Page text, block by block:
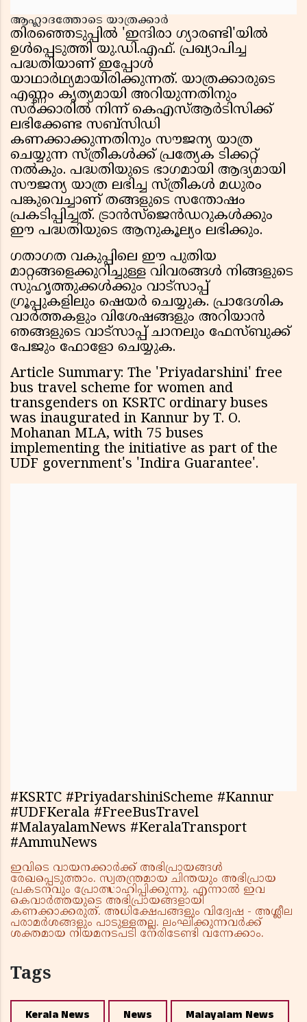
ആഹ്ലാദത്തോടെ യാത്രക്കാർ
തിരഞ്ഞെടുപ്പിൽ 'ഇന്ദിരാ ഗ്യാരണ്ടി'യിൽ
ഉൾപ്പെടുത്തി യു.ഡി.എഫ്. പ്രഖ്യാപിച്ച
പദ്ധതിയാണ് ഇപ്പോൾ
യാഥാർഥ്യമായിരിക്കുന്നത്. യാത്രക്കാരുടെ
എണ്ണം കൃത്യമായി അറിയുന്നതിനും
സർക്കാരിൽ നിന്ന് കെഎസ്ആർടിസിക്ക്
ലഭിക്കേണ്ട സബ്സിഡി
കണക്കാക്കുന്നതിനും സൗജന്യ യാത്ര
ചെയ്യുന്ന സ്ത്രീകൾക്ക് പ്രത്യേക ടിക്കറ്റ്
നൽകും. പദ്ധതിയുടെ ഭാഗമായി ആദ്യമായി
സൗജന്യ യാത്ര ലഭിച്ച സ്ത്രീകൾ മധുരം
പങ്കുവെച്ചാണ് തങ്ങളുടെ സന്തോഷം
പ്രകടിപ്പിച്ചത്. ട്രാൻസ്ജെൻഡറുകൾക്കും
ഈ പദ്ധതിയുടെ ആനുകൂല്യം ലഭിക്കും.
ഗതാഗത വകുപ്പിലെ ഈ പുതിയ
മാറ്റങ്ങളെക്കുറിച്ചുള്ള വിവരങ്ങൾ നിങ്ങളുടെ
സുഹൃത്തുക്കൾക്കും വാട്സാപ്പ്
ഗ്രൂപ്പുകളിലും ഷെയർ ചെയ്യുക. പ്രാദേശിക
വാർത്തകളും വിശേഷങ്ങളും അറിയാൻ
ഞങ്ങളുടെ വാട്സാപ്പ് ചാനലും ഫേസ്ബുക്ക്
പേജും ഫോളോ ചെയ്യുക.
Article Summary: The 'Priyadarshini' free
bus travel scheme for women and
transgenders on KSRTC ordinary buses
was inaugurated in Kannur by T. O.
Mohanan MLA, with 75 buses
implementing the initiative as part of the
UDF government's 'Indira Guarantee'.
#KSRTC #PriyadarshiniScheme #Kannur
#UDFKerala #FreeBusTravel
#MalayalamNews #KeralaTransport
#AmmuNews
ഇവിടെ വായനക്കാർക്ക് അഭിപ്രായങ്ങൾ
രേഖപ്പെടുത്താം. സ്വതന്ത്രമായ ചിന്തയും അഭിപ്രായ
പ്രകടനവും പ്രോത്സാഹിപ്പിക്കുന്നു. എന്നാൽ ഇവ
കെവാർത്തയുടെ അഭിപ്രായങ്ങളായി
കണക്കാക്കരുത്. അധിക്ഷേപങ്ങളും വിദ്വേഷ - അശ്ലീല
പരാമർശങ്ങളും പാടുള്ളതല്ല. ലംഘിക്കുന്നവർക്ക്
ശക്തമായ നിയമനടപടി നേരിടേണ്ടി വന്നേക്കാം.
Tags
Kerala News News Malayalam News